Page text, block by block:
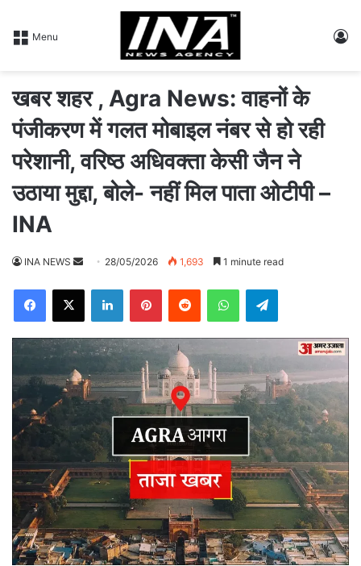
Menu
खबर शहर , Agra News: वाहनों के
पंजीकरण में गलत मोबाइल नंबर से हो रही
परेशानी, वरिष्ठ अधिवक्ता केसी जैन ने
उठाया मुद्दा, बोले- नहीं मिल पाता ओटीपी –
INA
INA NEWS
d
a
e
m
28/05/2026 1,693 1 minute read